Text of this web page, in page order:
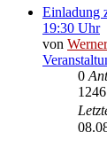
Einladung
19:30 Uhr
von
0
1246